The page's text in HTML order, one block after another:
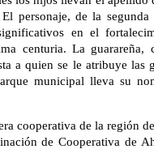
personaje, de la
en el
centuria. La guarareña,
a quien se le atribuye las
municipal lleva su
cooperativa de la región
de Cooperativa de